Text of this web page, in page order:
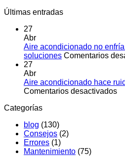
Últimas entradas
27
Abr
Aire acondicionado no
soluciones Comentarios
27
Abr
Aire acondicionado hace
Comentarios desactivadosen
Categorías
blog (130)
Consejos (2)
Errores (1)
Mantenimiento (75)